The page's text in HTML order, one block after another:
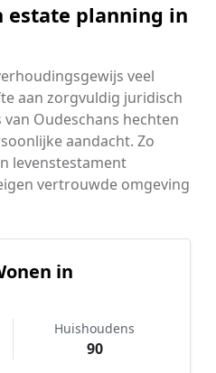
estate planning in
veel
aan zorgvuldig juridisch
Oudeschans hechten
aandacht. Zo
levenstestament
vertrouwde omgeving
in
Huishoudens
90